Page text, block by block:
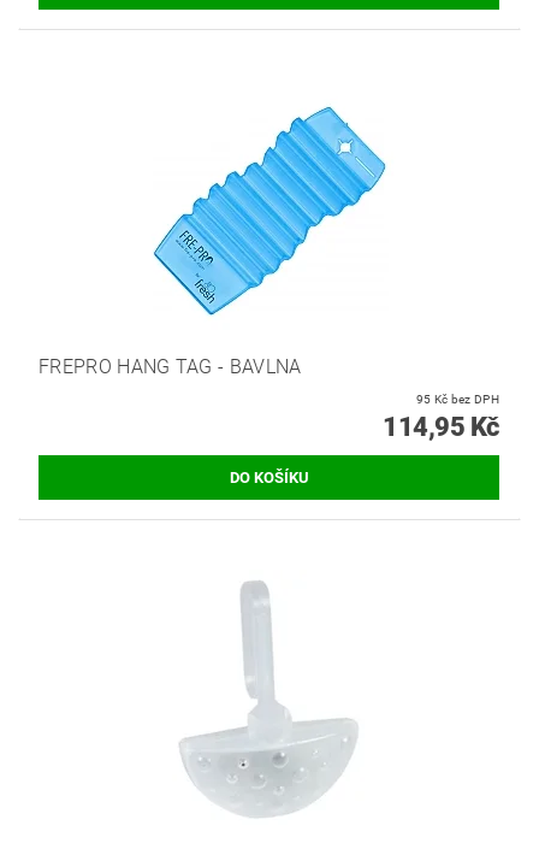
FREPRO HANG TAG - BAVLNA
95 Kč bez DPH
114,95 Kč